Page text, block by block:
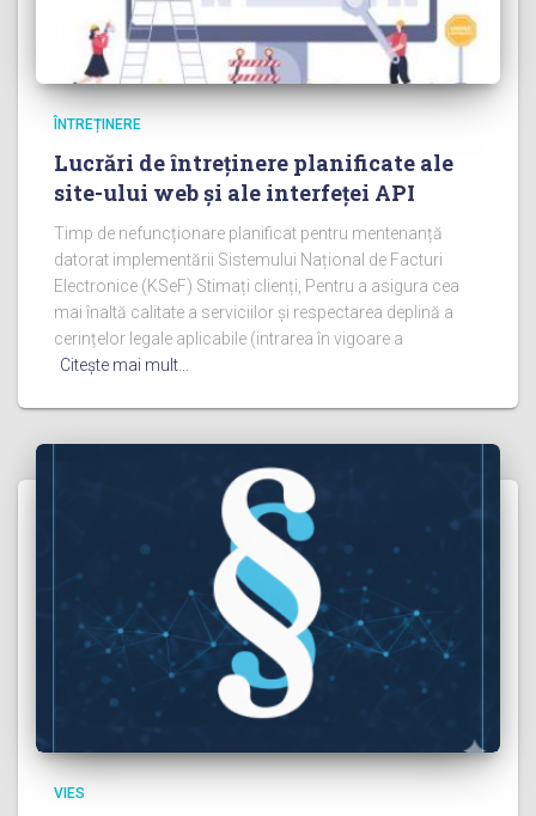
ÎNTREȚINERE
Lucrări de întreținere planificate ale
site-ului web și ale interfeței API
Timp de nefuncționare planificat pentru mentenanță
datorat implementării Sistemului Național de Facturi
Electronice (KSeF) Stimați clienți, Pentru a asigura cea
mai înaltă calitate a serviciilor și respectarea deplină a
cerințelor legale aplicabile (intrarea în vigoare a
Citeşte mai mult…
VIES